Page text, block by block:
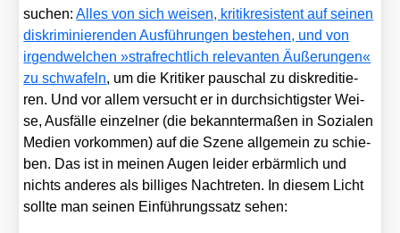
su­chen:Alles von sich wei­sen, kri­tik­re­sis­tent auf sei­nen
dis­kri­mi­nie­ren­den Aus­füh­run­gen bestehen, und von
irgend­wel­chen »straf­recht­lich rele­van­ten Äuße­run­gen«
zu schwa­feln, um die Kri­ti­ker pau­schal zu dis­kre­di­tie­
ren. Und vor allem ver­sucht er in durch­sich­tigs­ter Wei­
se, Aus­fäl­le ein­zel­ner (die bekann­ter­ma­ßen in Sozia­len
Medi­en vor­kom­men) auf die Sze­ne all­ge­mein zu schie­
ben. Das ist in mei­nen Augen lei­der erbärm­lich und
nichts ande­res als bil­li­ges Nach­tre­ten. In die­sem Licht
soll­te man sei­nen Ein­füh­rungs­satz sehen: